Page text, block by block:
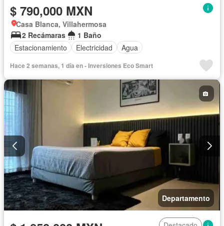
$ 790,000 MXN
Casa Blanca, Villahermosa
2 Recámaras
1 Baño
Estacionamiento
Electricidad Agua
Hace 2 semanas, 1 día en - Inversiones Eco Smart
Departamento